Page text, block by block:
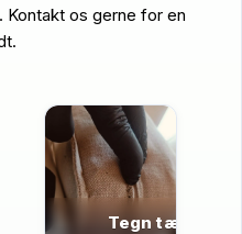
os gerne for en
Tegn tæt